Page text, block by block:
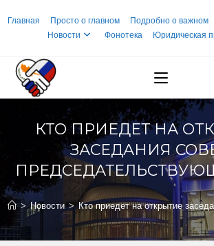
Главная Просто о главном Подробно о важном
Новости
Фонотека Юридическая
КТО ПРИЕДЕТ НА
ЗАСЕДАНИЯ
> Новости > Кто приедет на открытие